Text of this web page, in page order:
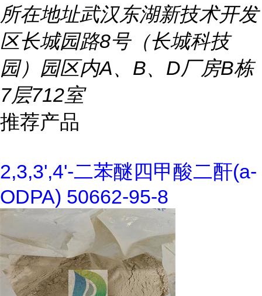
所在地址武汉东湖新技术开发
区长城园路8号（长城科技
园）园区内A、B、D厂房B栋
7层712室
推荐产品
2,3,3',4'-二苯醚四甲酸二酐(a-
ODPA) 50662-95-8